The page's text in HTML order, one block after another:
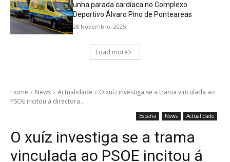
unha parada cardíaca no Complexo
Deportivo Álvaro Pino de Ponteareas
28 Novembro, 2025
Load more